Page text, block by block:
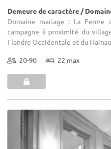
Demeure de caractère /
Domaine mariage : La
campagne à proximité du
Flandre Occidentale et du
20-90 22 max